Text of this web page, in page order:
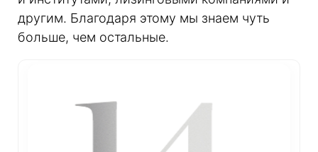
другим. Благодаря этому мы знаем чуть
больше, чем остальные.